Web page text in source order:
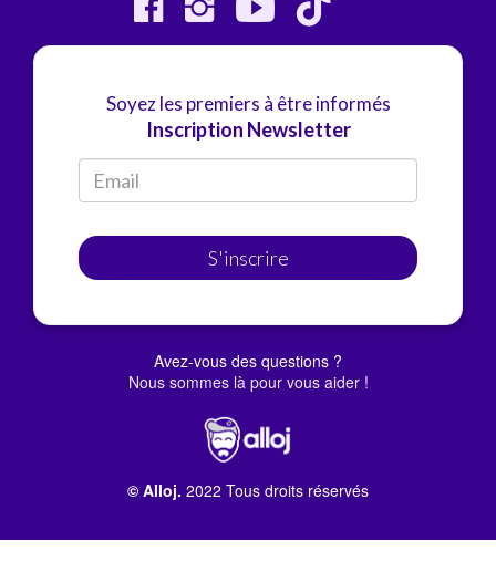
Soyez les premiers à être informés
Inscription Newsletter
S'inscrire
Avez-vous des questions ?
Nous sommes là pour vous aider !
© Alloj. 2022 Tous droits réservés